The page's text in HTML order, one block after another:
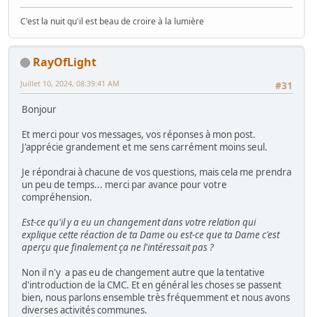
C'est la nuit qu'il est beau de croire à la lumière
RayOfLight
#31
Juillet 10, 2024, 08:39:41 AM
Bonjour
Et merci pour vos messages, vos réponses à mon post.
J'apprécie grandement et me sens carrément moins seul.
Je répondrai à chacune de vos questions, mais cela me prendra
un peu de temps... merci par avance pour votre
compréhension.
Est-ce qu'il y a eu un changement dans votre relation qui
explique cette réaction de ta Dame ou est-ce que ta Dame c'est
aperçu que finalement ça ne l'intéressait pas ?
Non il n'y a pas eu de changement autre que la tentative
d'introduction de la CMC. Et en général les choses se passent
bien, nous parlons ensemble très fréquemment et nous avons
diverses activités communes.